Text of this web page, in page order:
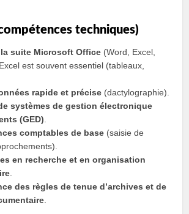
techniques)
suite Microsoft Office (Word, Excel,
est souvent essentiel (tableaux,
rapide et précise (dactylographie).
systèmes de gestion électronique
(GED)
comptables de base (saisie de
en recherche et en organisation
des règles de tenue d’archives et de